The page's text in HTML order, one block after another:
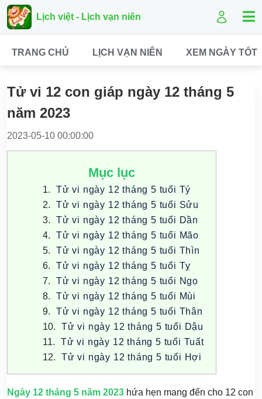
Lịch việt - Lịch vạn niên
TRANG CHỦ LỊCH VẠN NIÊN XEM NGÀY TỐT
Tử vi 12 con giáp ngày 12 tháng 5
năm 2023
2023-05-10 00:00:00
Mục lục
Tử vi ngày 12 tháng 5 tuổi Tý
Tử vi ngày 12 tháng 5 tuổi Sửu
Tử vi ngày 12 tháng 5 tuổi Dần
Tử vi ngày 12 tháng 5 tuổi Mão
Tử vi ngày 12 tháng 5 tuổi Thìn
Tử vi ngày 12 tháng 5 tuổi Tỵ
Tử vi ngày 12 tháng 5 tuổi Ngọ
Tử vi ngày 12 tháng 5 tuổi Mùi
Tử vi ngày 12 tháng 5 tuổi Thân
Tử vi ngày 12 tháng 5 tuổi Dậu
Tử vi ngày 12 tháng 5 tuổi Tuất
Tử vi ngày 12 tháng 5 tuổi Hợi
Ngày 12 tháng 5 năm 2023 hứa hẹn mang đến cho 12 con